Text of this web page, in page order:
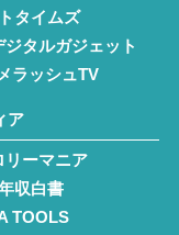
タイムズ
タルガジェット
ラッシュTV
ア
リーマニア
収白書
TOOLS